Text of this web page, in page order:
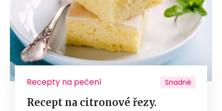
Recepty na pečení Snadné
Recept na citronové řezy.